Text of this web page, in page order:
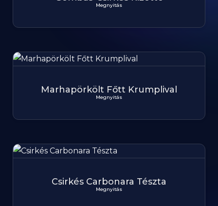
Megnyitás
Marhapörkölt Főtt Krumplival
Megnyitás
Csirkés Carbonara Tészta
Megnyitás